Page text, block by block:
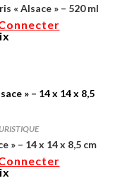
« Alsace » – 520 ml
– 14 x 14 x 8,5 cm